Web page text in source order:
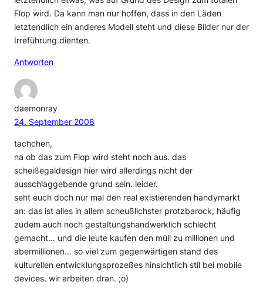
Flop wird. Da kann man nur hoffen, dass in den Läden
letztendlich ein anderes Modell steht und diese Bilder nur der
Irreführung dienten.
Antworten
daemonray
24. September 2008
tachchen,
na ob das zum Flop wird steht noch aus. das
scheißegaldesign hier wird allerdings nicht der
ausschlaggebende grund sein. leider.
seht euch doch nur mal den real existierenden handymarkt
an: das ist alles in allem scheußlichster protzbarock, häufig
zudem auch noch gestaltungshandwerklich schlecht
gemacht… und die leute kaufen den müll zu millionen und
abermillionen… so viel zum gegenwärtigen stand des
kulturellen entwicklungsprozeßes hinsichtlich stil bei mobile
devices. wir arbeiten dran. ;o)